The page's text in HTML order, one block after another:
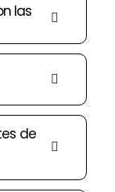
las
de